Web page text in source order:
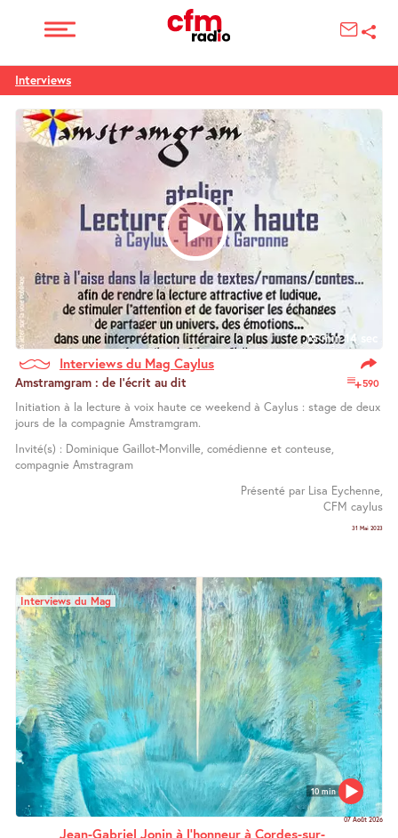
Interviews
15 min 14 sec
Interviews du Mag Caylus
590
Amstramgram : de l’écrit au dit
Initiation à la lecture à voix haute ce weekend à Caylus : stage de deux
jours de la compagnie Amstramgram.
Invité(s) : Dominique Gaillot-Monville, comédienne et conteuse,
compagnie Amstragram
Présenté par Lisa Eychenne,
CFM caylus
31 Mai 2023
10 min
Interviews du Mag
07 Août 2026
Jean-Gabriel Jonin à l’honneur à Cordes-sur-